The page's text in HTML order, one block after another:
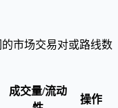
市场交易对或路线数
成交量/流动
操作